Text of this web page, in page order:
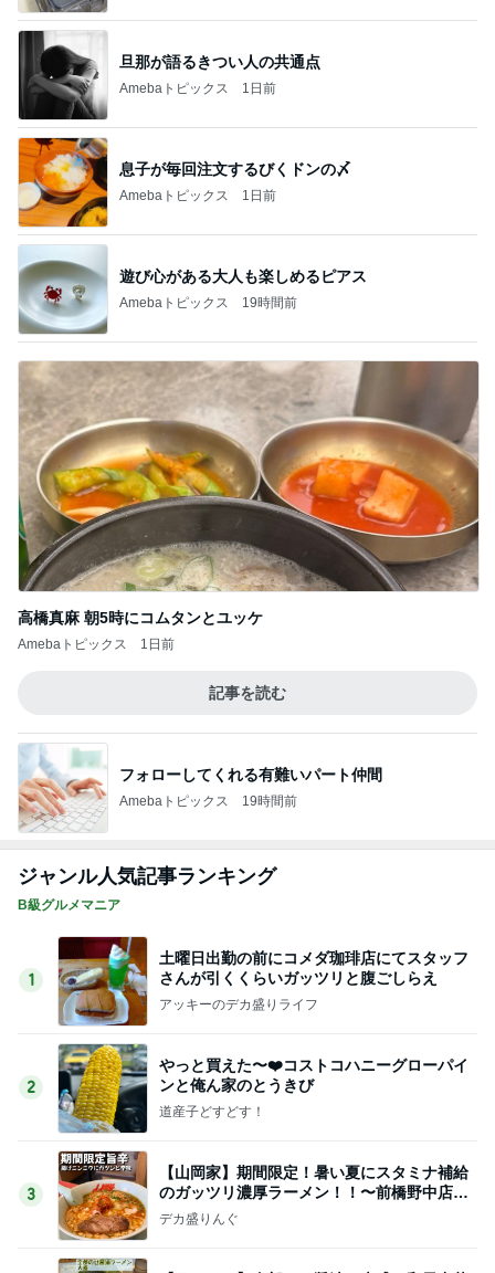
旦那が語るきつい人の共通点
Amebaトピックス 1日前
息子が毎回注文するびくドンの〆
Amebaトピックス 1日前
遊び心がある大人も楽しめるピアス
Amebaトピックス 19時間前
高橋真麻 朝5時にコムタンとユッケ
Amebaトピックス 1日前
記事を読む
フォローしてくれる有難いパート仲間
Amebaトピックス 19時間前
ジャンル人気記事ランキング
B級グルメマニア
1
土曜日出勤の前にコメダ珈琲店にてスタッフ
さんが引くくらいガッツリと腹ごしらえ
アッキーのデカ盛りライフ
2
やっと買えた〜❤️コストコハニーグローパイ
ンと俺ん家のとうきび
道産子どすどす！
3
【山岡家】期間限定！暑い夏にスタミナ補給
のガッツリ濃厚ラーメン！！〜前橋野中店さ
ん〜
デカ盛りんぐ